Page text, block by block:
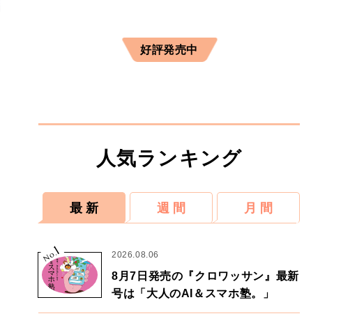
好評発売中
人気ランキング
最 新 週 間 月 間
No.
1 2026.08.06
8月7日発売の『クロワッサン』最新
号は「大人のAI＆スマホ塾。」